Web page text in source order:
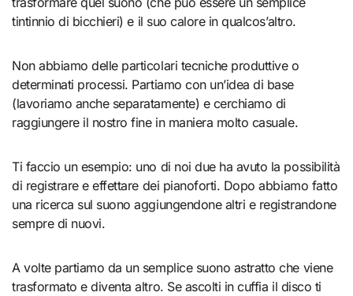
tintinnio di bicchieri) e il suo calore in qualcos’altro.
Non abbiamo delle particolari tecniche produttive o
determinati processi. Partiamo con un’idea di base
(lavoriamo anche separatamente) e cerchiamo di
raggiungere il nostro fine in maniera molto casuale.
Ti faccio un esempio: uno di noi due ha avuto la possibilità
di registrare e effettare dei pianoforti. Dopo abbiamo fatto
una ricerca sul suono aggiungendone altri e registrandone
sempre di nuovi.
A volte partiamo da un semplice suono astratto che viene
trasformato e diventa altro. Se ascolti in cuffia il disco ti